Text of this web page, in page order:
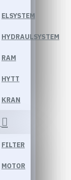
ELSYSTEM
HYDRAULSYSTEM
RAM
HYTT
KRAN
FILTER
MOTOR